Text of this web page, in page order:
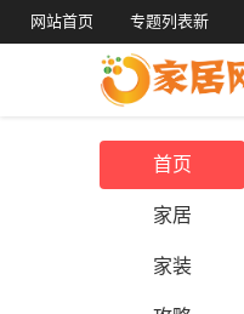
网站首页 专题列表新
首页
家居
家装